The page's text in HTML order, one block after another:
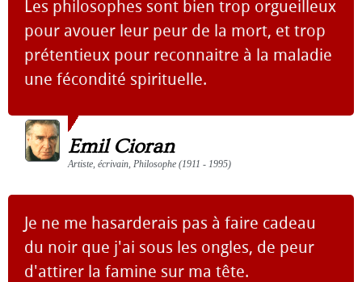
Les philosophes sont bien trop orgueilleux
pour avouer leur peur de la mort, et trop
prétentieux pour reconnaitre à la maladie
une fécondité spirituelle.
Emil Cioran
Artiste, écrivain, Philosophe (1911 - 1995)
Je ne me hasarderais pas à faire cadeau
du noir que j'ai sous les ongles, de peur
d'attirer la famine sur ma tête.